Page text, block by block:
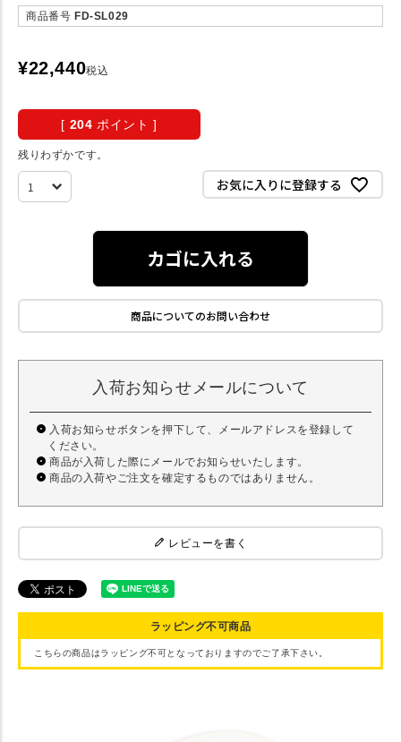
商品番号 FD-SL029
¥22,440税込
[ 204 ポイント ]
残りわずかです。
お気に入りに登録する
カゴに入れる
商品についてのお問い合わせ
入荷お知らせメールについて
入荷お知らせボタンを押下して、メールアドレスを登録して
ください。
商品が入荷した際にメールでお知らせいたします。
商品の入荷やご注文を確定するものではありません。
レビューを書く
ラッピング不可商品
こちらの商品はラッピング不可となっておりますのでご了承下さい。